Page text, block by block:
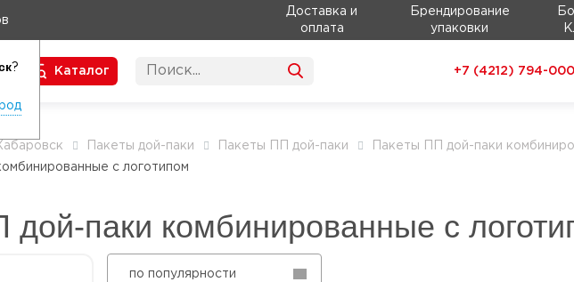
?
Доставка и
оплата
Брендирование
упаковки
Каталог +7 (4212) 794-000
Пакеты дой-паки Пакеты ПП дой-паки
Пакеты ПП дой-паки
с логотипом
паки комбинированные с
по популярности